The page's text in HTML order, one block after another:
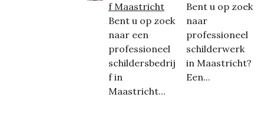
f Maastricht
Bent u op zoek
naar een
professioneel
schildersbedrij
f in
Maastricht...
Bent u op zoek
naar
professioneel
schilderwerk
in Maastricht?
Een...